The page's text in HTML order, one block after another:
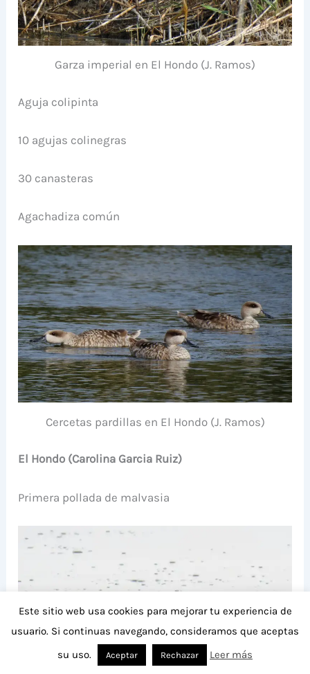
Garza imperial en El Hondo (J. Ramos)
Aguja colipinta
10 agujas colinegras
30 canasteras
Agachadiza común
Cercetas pardillas en El Hondo (J. Ramos)
El Hondo (Carolina Garcia Ruiz)
Primera pollada de malvasia
Este sitio web usa cookies para mejorar tu experiencia de
usuario. Si continuas navegando, consideramos que aceptas
su uso.
Aceptar Rechazar Leer más